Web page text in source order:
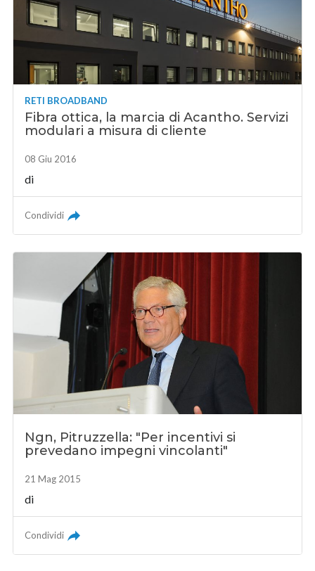
RETI BROADBAND
Fibra ottica, la marcia di Acantho. Servizi
modulari a misura di cliente
08 Giu 2016
di
Condividi
Ngn, Pitruzzella: "Per incentivi si
prevedano impegni vincolanti"
21 Mag 2015
di
Condividi